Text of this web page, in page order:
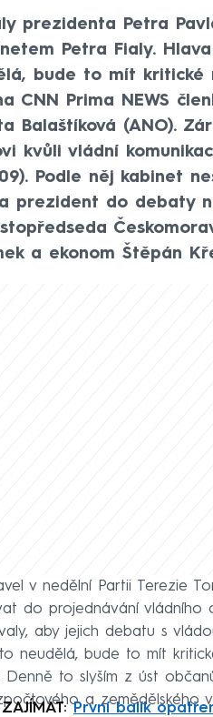
prezidenta Petra
Petra Fialy.
bude to mít kritické
CNN Prima NEWS
Balaštíková (ANO).
kvůli vládní
09). Podle něj kabinet
prezident do debaty
a ekonom Štěpán
v nedělní Partii Terezie
do projednávání vládního
aby jejich debatu s
neudělá, bude to mít
Denně to slyším z úst
a zemědělského
ZAJÍMAT:První balík